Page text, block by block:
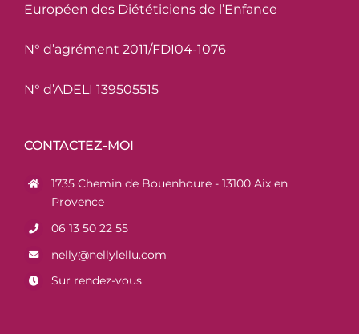
Européen des Diététiciens de l’Enfance
N° d’agrément 2011/FDI04-1076
N° d’ADELI 139505515
CONTACTEZ-MOI
1735 Chemin de Bouenhoure - 13100 Aix en
Provence
06 13 50 22 55
nelly@nellylellu.com
Sur rendez-vous